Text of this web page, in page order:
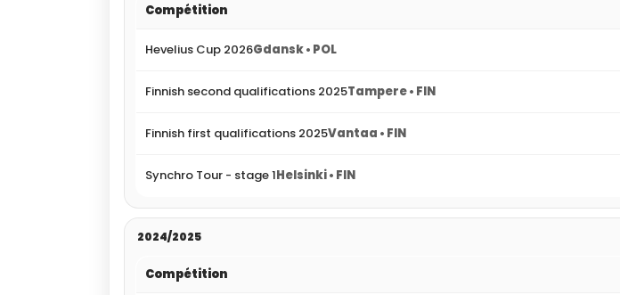
Compétition
Hevelius Cup 2026Gdansk • POL
Finnish second qualifications 2025Tampere • FIN
Finnish first qualifications 2025Vantaa • FIN
Synchro Tour - stage 1Helsinki • FIN
2024/2025
Compétition